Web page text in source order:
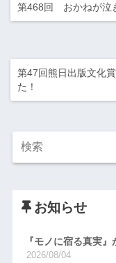
第468回 おかねが泣
第47回熊日出版文化
た！
お知らせ
『モノに宿る真実
2026/08/04